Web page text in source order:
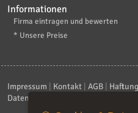
Informationen
Firma eintragen und bewerten
* Unsere Preise
Impressum Kontakt AGB
Datenschutzerklärung